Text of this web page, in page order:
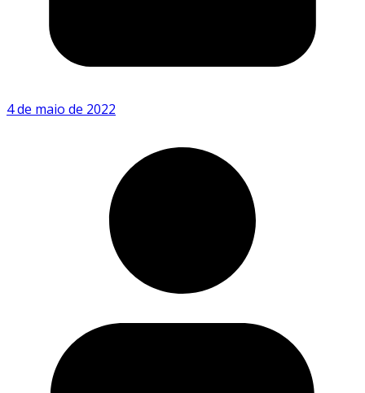
4 de maio de 2022